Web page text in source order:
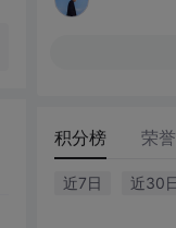
积分榜 荣
近7日 近30